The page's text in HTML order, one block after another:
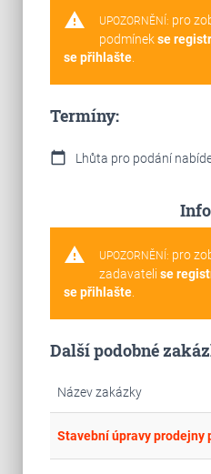
warning UPOZORNĚNÍ: pro
podmínekse
se přihlašte.
Termíny:
calendar_today Lhůta pro podání
warning UPOZORNĚNÍ: pro
zadavateli se
se přihlašte.
Další podobné
Název zakázky
Stavební úpravy prodejny